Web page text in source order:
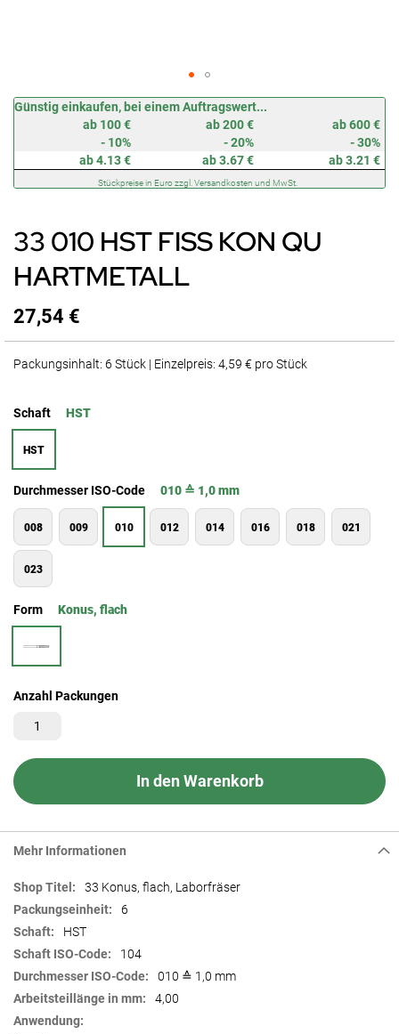
Günstig einkaufen, bei einem Auftragswert...
ab 100 €
ab 200 €
ab 600 €
- 10%
- 20%
- 30%
ab 4.13 €
ab 3.67 € ab 3.21 €
Stückpreise in Euro zzgl. Versandkosten und MwSt.
33 010 HST FISS KON QU
HARTMETALL
27,54 €
Packungsinhalt: 6 Stück | Einzelpreis: 4,59 € pro Stück
Schaft HST
HST
Durchmesser ISO-Code 010 ≙ 1,0 mm
008 009 010 012 014 016 018 021
023
Form Konus, flach
Anzahl Packungen
In den Warenkorb
Zum
Anfang
springen
Mehr Informationen
Mehr
Informationen
33 Konus, flach, Laborfräser
6
HST
104
010 ≙ 1,0 mm
4,00